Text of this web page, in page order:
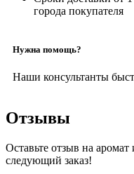
города покупателя
Нужна помощь?
Наши консультанты
Отзывы
Оставьте отзыв на
следующий заказ!